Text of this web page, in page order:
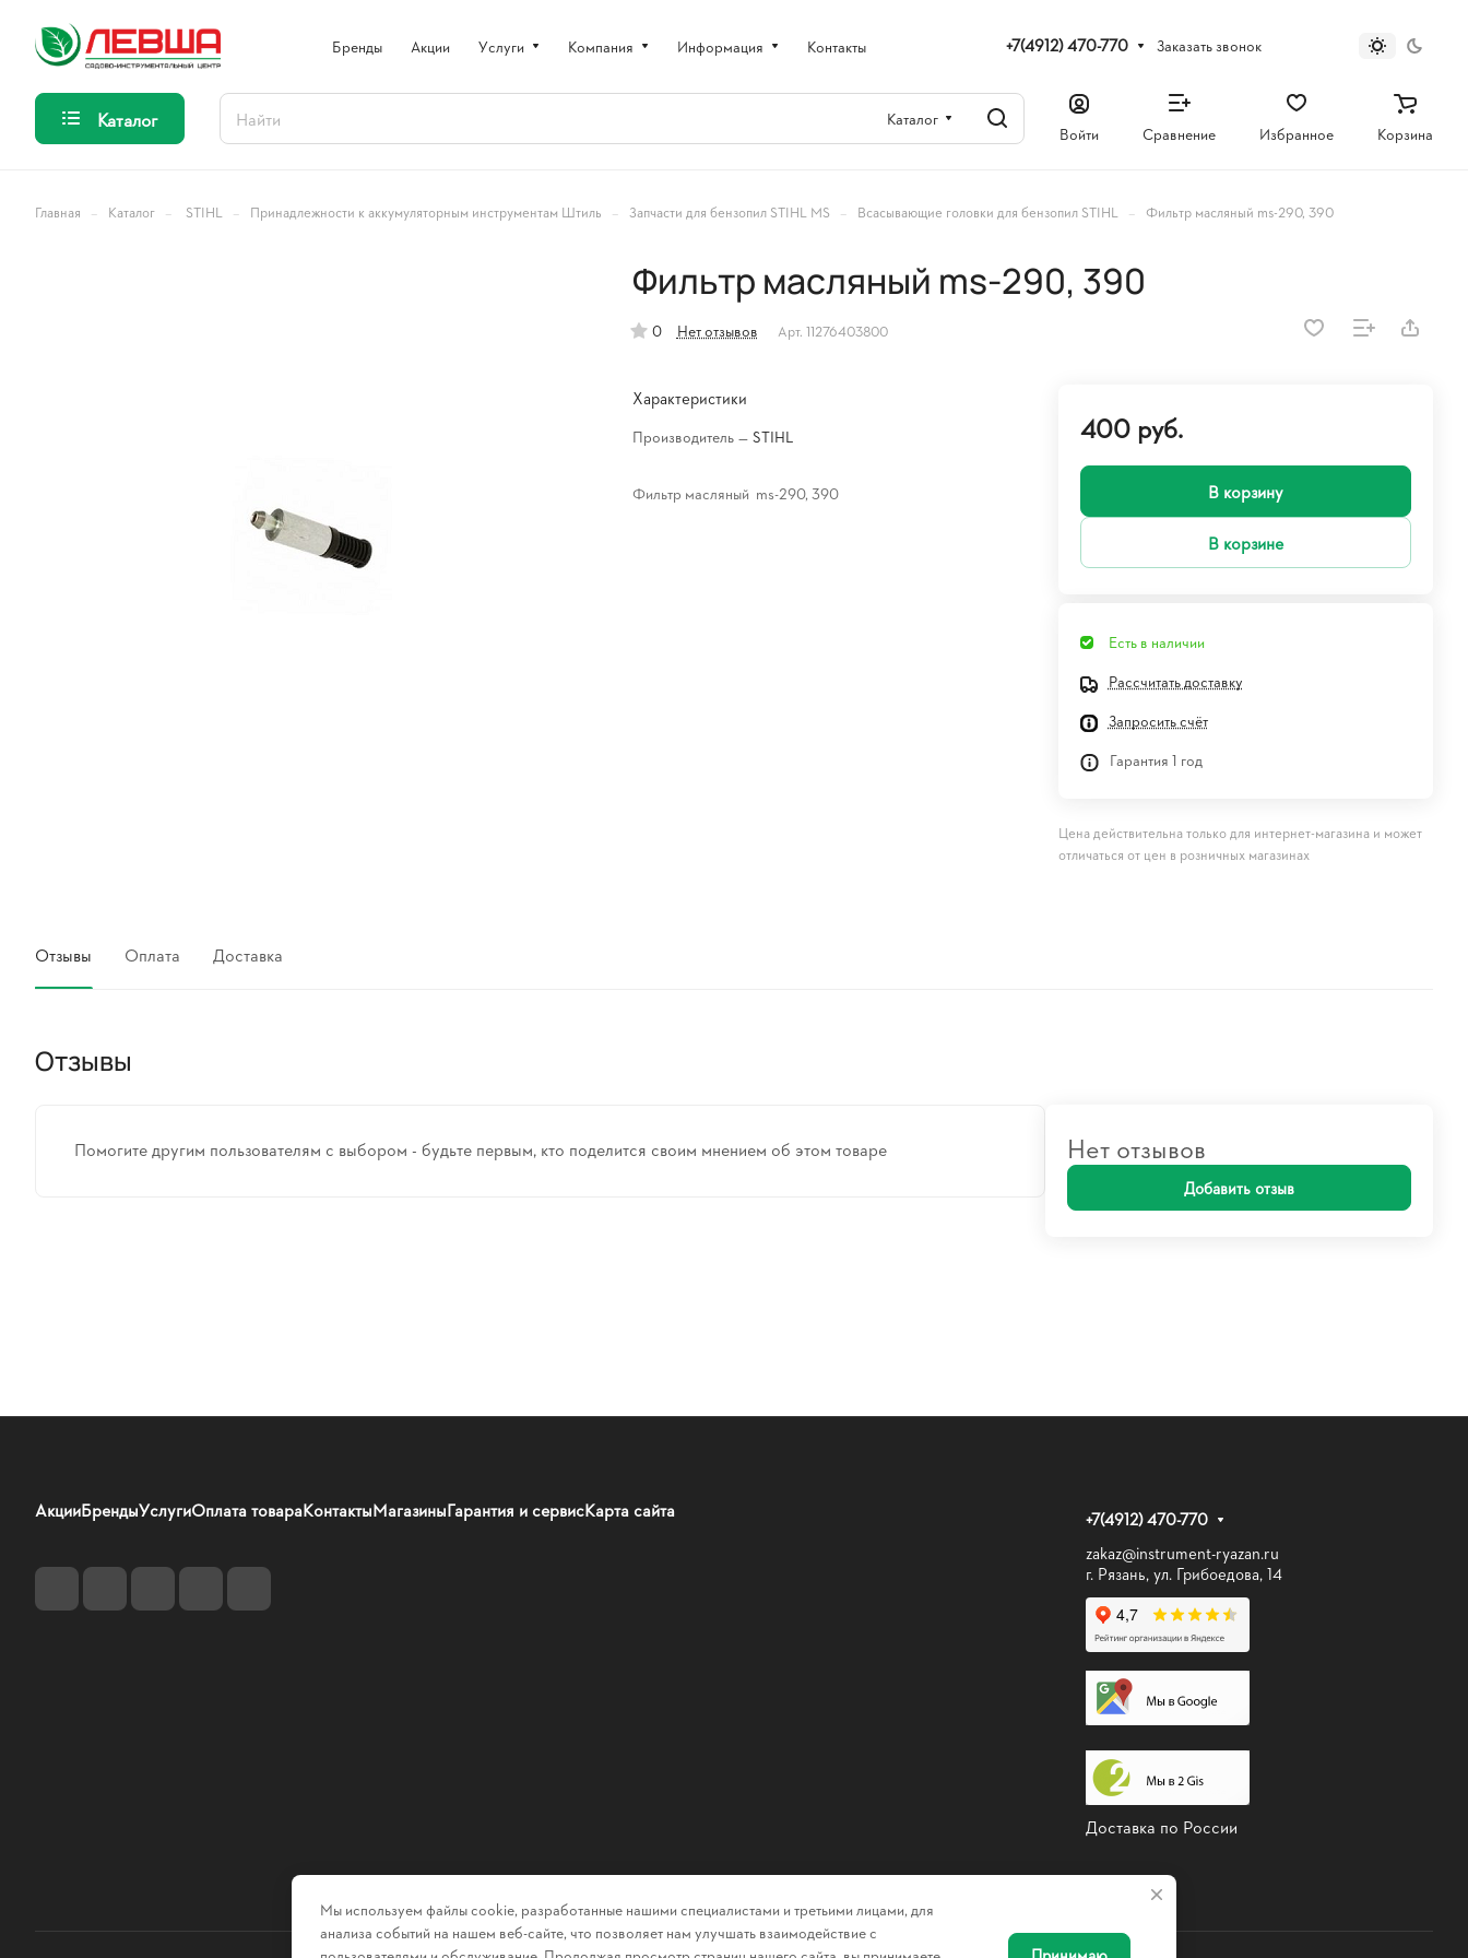
Бренды Акции Услуги Компания Информация Контакты +7(4912) 470-770 Заказать звонок
Каталог Каталог
Войти Сравнение Избранное Корзина
Главная – Каталог – STIHL – Принадлежности к аккумуляторным инструментам Штиль – Запчасти для бензопил STIHL MS – Всасывающие головки для бензопил STIHL – Фильтр масляный ms-290, 390
Фильтр масляный ms-290, 390
0 Нет отзывов Арт. 11276403800
Характеристики
Производитель — STIHL
Фильтр масляный ms-290, 390
400 руб.
В корзину
В корзине
Есть в наличии
Рассчитать доставку
Запросить счёт
Гарантия 1 год
Цена действительна только для интернет-магазина и может
отличаться от цен в розничных магазинах
Отзывы Оплата Доставка
Отзывы
Помогите другим пользователям с выбором - будьте первым, кто поделится своим мнением об этом товаре Нет отзывов
Добавить отзыв
АкцииБрендыУслугиОплата товараКонтактыМагазиныГарантия и сервисКарта сайта
+7(4912) 470-770
zakaz@instrument-ryazan.ru
г. Рязань, ул. Грибоедова, 14
Доставка по России
Мы используем файлы cookie, разработанные нашими специалистами и третьими лицами, для
анализа событий на нашем веб-сайте, что позволяет нам улучшать взаимодействие с